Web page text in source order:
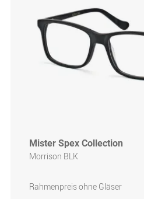
Mister Spex Collection
Morrison BLK
Rahmenpreis ohne Gläser